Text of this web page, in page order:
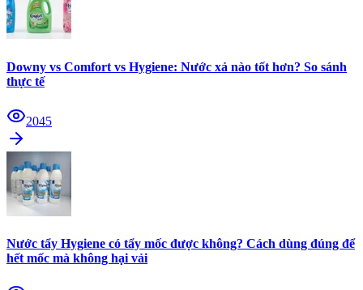
Downy vs Comfort vs Hygiene: Nước xả nào tốt hơn? So sánh
thực tế
2045
Nước tẩy Hygiene có tẩy mốc được không? Cách dùng đúng để
hết mốc mà không hại vải